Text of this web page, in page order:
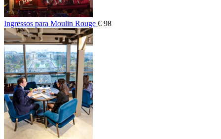
Ingressos para Moulin Rouge € 98